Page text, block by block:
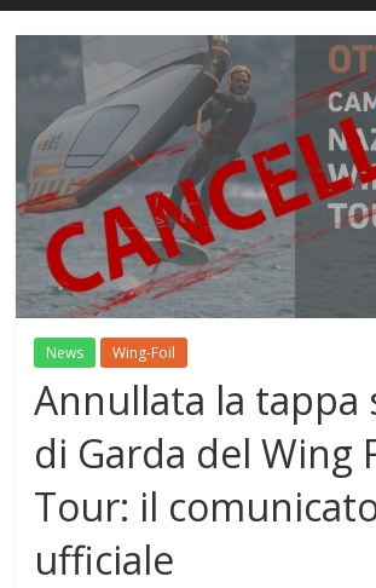
News Wing-Foil
Annullata la tappa
di Garda del Wing
Tour: il
ufficiale